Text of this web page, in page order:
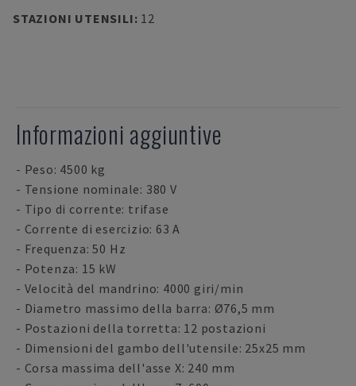
STAZIONI UTENSILI: 12
Informazioni aggiuntive
- Peso: 4500 kg
- Tensione nominale: 380 V
- Tipo di corrente: trifase
- Corrente di esercizio: 63 A
- Frequenza: 50 Hz
- Potenza: 15 kW
- Velocità del mandrino: 4000 giri/min
- Diametro massimo della barra: Ø76,5 mm
- Postazioni della torretta: 12 postazioni
- Dimensioni del gambo dell'utensile: 25x25 mm
- Corsa massima dell'asse X: 240 mm